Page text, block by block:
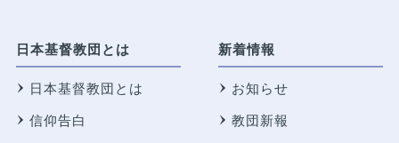
日本基督教団とは
日本基督教団とは
信仰告白
新着情報
お知らせ
教団新報